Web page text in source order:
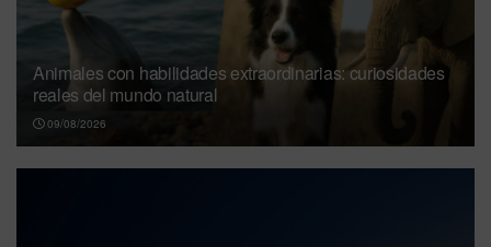
Animales con habilidades extraordinarias: curiosidades
reales del mundo natural
09/08/2026